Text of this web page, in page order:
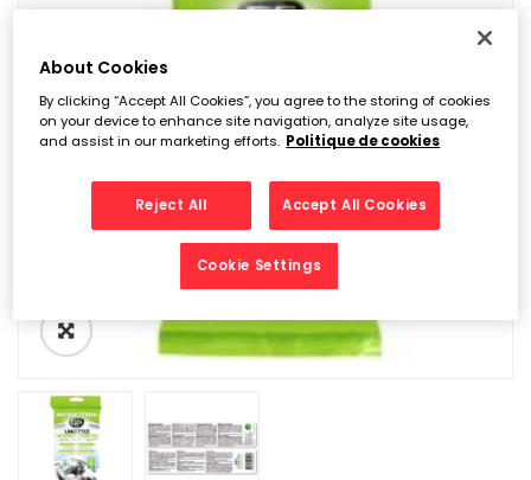
About Cookies
By clicking “Accept All Cookies”, you agree to the storing of cookies
on your device to enhance site navigation, analyze site usage,
and assist in our marketing efforts. Politique de cookies
Reject All Accept All Cookies
Cookie Settings